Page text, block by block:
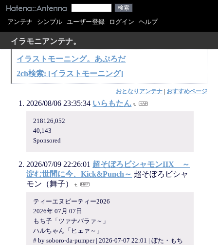
アンテナ シンプル ユーザー登録 ログイン ヘルプ
イラモニアンテナ。
イラストモーニング。あぷろだ
2ch検索: [イラストモーニング]
おとなりアンテナ| おすすめページ
2026/08/06 23:35:34 いらもたん
218126,052
40,143
Sponsored
2026/07/09 22:26:01 超そぼろビシャモンIIX ～
淀む世間に今、Kick&Punch～ 超そぼろビシャ
モン（舞子）
ティーエヌビーティー2026
2026年 07月 07日
もち子「ツァナバラァ～」
ハルちゃん「ヒェァ～」
# by soboro-da-pumper | 2026-07-07 22:01 | ぼた・もち